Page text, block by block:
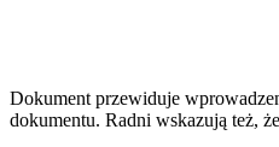
Dokument przewiduje
dokumentu. Radni wskazują też,